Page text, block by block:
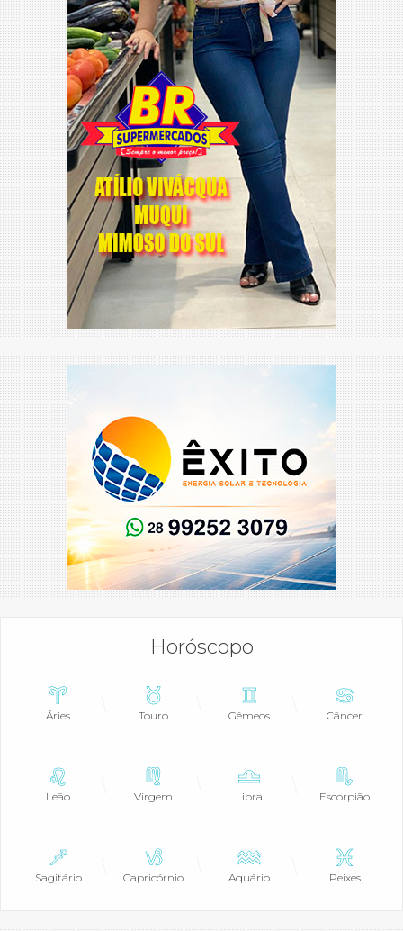
Horóscopo
Áries Touro Gêmeos Câncer
Leão Virgem Libra Escorpião
Sagitário Capricórnio Aquário Peixes